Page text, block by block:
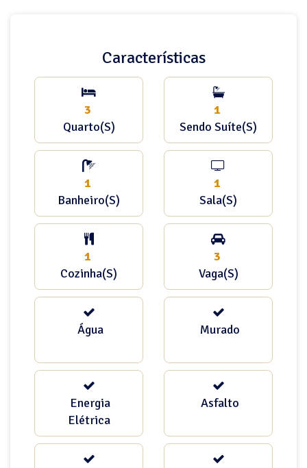
Características
3
Quarto(s)
1
Sendo Suíte(s)
1
Banheiro(s)
1
Sala(s)
1
Cozinha(s)
3
Vaga(s)
Água Murado
Energia
Elétrica
Asfalto